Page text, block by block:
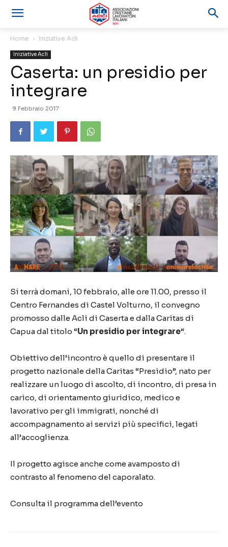
Home Iniziative Acli
Iniziative Acli
Caserta: un presidio per
integrare
9 Febbraio 2017
Si terrà domani, 10 febbraio, alle ore 11.00, presso il
Centro Fernandes di Castel Volturno, il convegno
promosso dalle Acli di Caserta e dalla Caritas di
Capua dal titolo “Un presidio per integrare“.
Obiettivo dell’incontro è quello di presentare il
progetto nazionale della Caritas “Presidio”, nato per
realizzare un luogo di ascolto, di incontro, di presa in
carico, di orientamento giuridico, medico e
lavorativo per gli immigrati, nonché di
accompagnamento ai servizi più specifici, legati
all’accoglienza.
Il progetto agisce anche come avamposto di
contrasto al fenomeno del caporalato.
Consulta il programma dell’evento